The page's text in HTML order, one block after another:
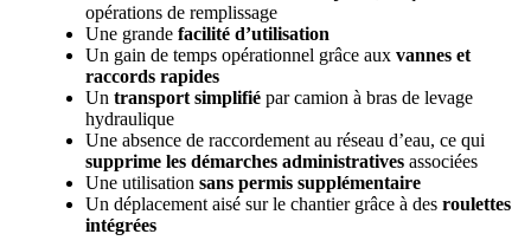
opérations de remplissage
Une grande facilité d’utilisation
Un gain de temps opérationnel grâce aux vannes et
raccords rapides
Un transport simplifié par camion à bras de levage
hydraulique
Une absence de raccordement au réseau d’eau, ce qui
supprime les démarches administratives associées
Une utilisation sans permis supplémentaire
Un déplacement aisé sur le chantier grâce à des roulettes
intégrées